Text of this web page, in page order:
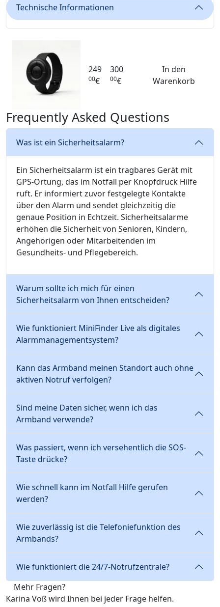
Technische Informationen
249
00€
300
00€
In den
Warenkorb
Frequently Asked Questions
Was ist ein Sicherheitsalarm?
Ein Sicherheitsalarm ist ein tragbares Gerät mit
GPS-Ortung, das im Notfall per Knopfdruck Hilfe
ruft. Er informiert zuvor festgelegte Kontakte
über den Alarm und sendet gleichzeitig die
genaue Position in Echtzeit. Sicherheitsalarme
erhöhen die Sicherheit von Senioren, Kindern,
Angehörigen oder Mitarbeitenden im
Gesundheits- und Pflegebereich.
Warum sollte ich mich für einen
Sicherheitsalarm von Ihnen entscheiden?
Wie funktioniert MiniFinder Live als digitales
Alarmmanagementsystem?
Kann das Armband meinen Standort auch ohne
aktiven Notruf verfolgen?
Sind meine Daten sicher, wenn ich das
Armband verwende?
Was passiert, wenn ich versehentlich die SOS-
Taste drücke?
Wie schnell kann im Notfall Hilfe gerufen
werden?
Wie zuverlässig ist die Telefoniefunktion des
Armbands?
Wie funktioniert die 24/7-Notrufzentrale?
Mehr Fragen?
Karina Voß wird Ihnen bei jeder Frage helfen.